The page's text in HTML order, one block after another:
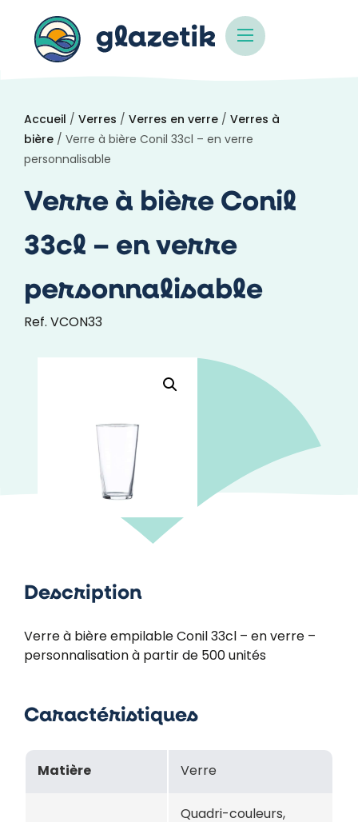
Accueil / Verres / Verres en verre / Verres à
bière / Verre à bière Conil 33cl – en verre
personnalisable
Verre à bière Conil
33cl – en verre
personnalisable
Ref. VCON33
Description
Verre à bière empilable Conil 33cl – en verre –
personnalisation à partir de 500 unités
Caractéristiques
Matière Verre
Quadri-couleurs,